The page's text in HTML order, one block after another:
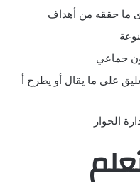
ما حققه من أهداف
جماعي
على ما يقال أو يطرح أ
الحوار